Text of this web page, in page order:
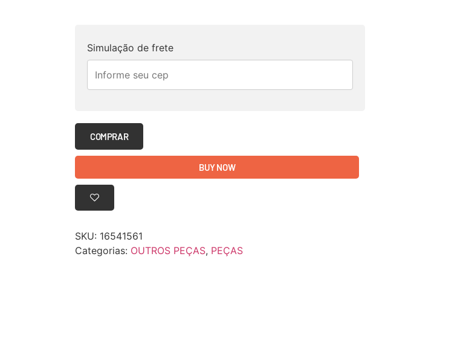
Simulação de frete
COMPRAR
BUY NOW
SKU: 16541561
Categorias: OUTROS PEÇAS, PEÇAS